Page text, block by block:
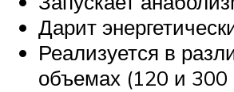
Дарит
Реализуется в
объемах (120 и 300